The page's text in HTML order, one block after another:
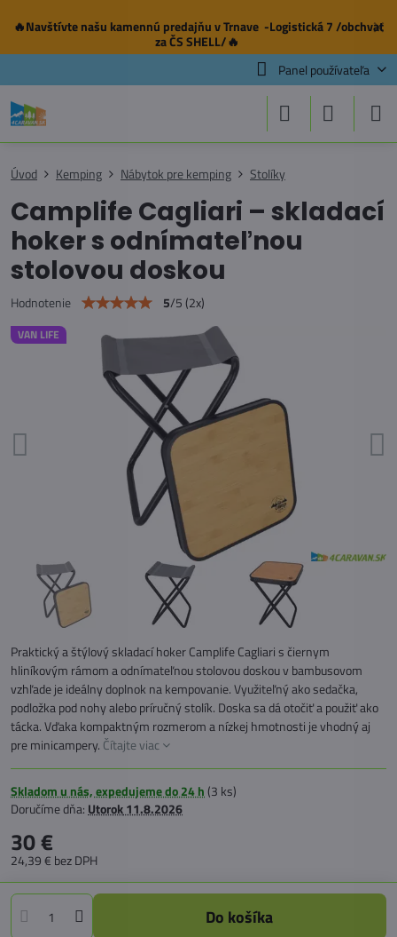
✕
🔥Navštívte našu kamennú predajňuv Trnave -Logistická 7 /obchvat
za ČS SHELL/🔥
Panel používateľa
VAN LIFE
Úvod Kemping Nábytok pre kemping Stolíky
Camplife Cagliari – skladací
hoker s odnímateľnou
stolovou doskou
Hodnotenie 5/5(2x)
Praktický a štýlový skladací hoker Camplife Cagliari s čiernym
hliníkovým rámom a odnímateľnou stolovou doskou v bambusovom
vzhľade je ideálny doplnok na kempovanie. Využiteľný ako sedačka,
podložka pod nohy alebo príručný stolík. Doska sa dá otočiť a použiť ako
tácka. Vďaka kompaktným rozmerom a nízkej hmotnosti je vhodný aj
pre minicampery. Čítajte viac
Skladom u nás, expedujeme do 24 h(3 ks)
Doručíme dňa: Utorok11.8.2026
30 €
24,39 € bez DPH
Do košíka